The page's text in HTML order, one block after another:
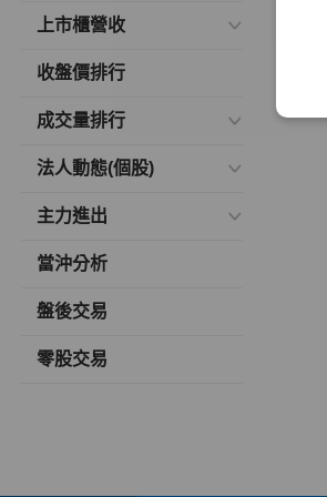
上市櫃營收
收盤價排行
成交量排行
法人動態(個股)
主力進出
當沖分析
盤後交易
零股交易